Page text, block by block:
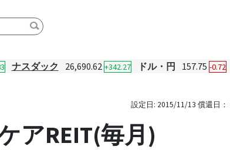
ナスダック 26,690.62 +342.27 ドル・円 157.75 -0.72
設定日: 2015/11/13 償還日：
アREIT(毎月)